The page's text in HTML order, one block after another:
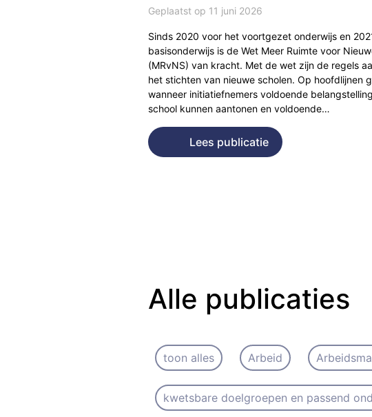
Geplaatst op 11 juni 2026
Sinds 2020 voor het voortgezet onderwijs en
basisonderwijs is de Wet Meer Ruimte voor
(MRvNS) van kracht. Met de wet zijn de regels
het stichten van nieuwe scholen. Op hoofdlijnen
wanneer initiatiefnemers voldoende
school kunnen aantonen en voldoende…
Lees publicatie
Alle publicaties
toon alles Arbeid
kwetsbare doelgroepen en passend